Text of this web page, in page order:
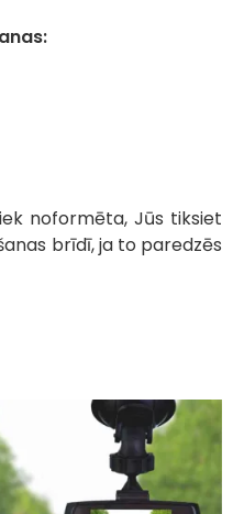
noformēta, Jūs tiksiet
brīdī, ja to paredzēs